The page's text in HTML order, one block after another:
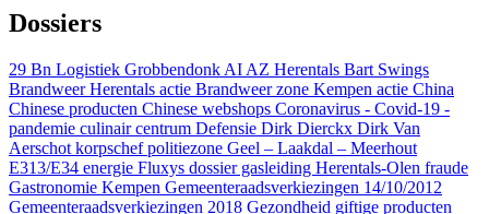
Dossiers
29 Bn Logistiek Grobbendonk AI AZ Herentals Bart Swings
Brandweer Herentals actie Brandweer zone Kempen actie China
Chinese producten Chinese webshops Coronavirus - Covid-19 -
pandemie culinair centrum Defensie Dirk Dierckx Dirk Van
Aerschot korpschef politiezone Geel – Laakdal – Meerhout
E313/E34 energie Fluxys dossier gasleiding Herentals-Olen fraude
Gastronomie Kempen Gemeenteraadsverkiezingen 14/10/2012
Gemeenteraadsverkiezingen 2018 Gezondheid giftige producten